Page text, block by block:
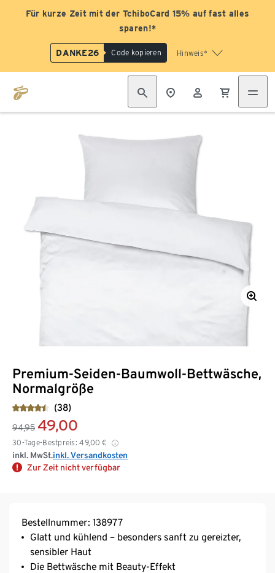
Für kurze Zeit mit der TchiboCard 15% auf fast alles
sparen!*
DANKE26 Code kopieren Hinweis*
Premium-Seiden-Baumwoll-Bettwäsche,
Normalgröße
(38)
94,95 49,00
30-Tage-Bestpreis: 49,00 €
inkl. MwSt.inkl. Versandkosten
Zur Zeit nicht verfügbar
Bestellnummer: 138977
Glatt und kühlend – besonders sanft zu gereizter,
sensibler Haut
Die Bettwäsche mit Beauty-Effekt